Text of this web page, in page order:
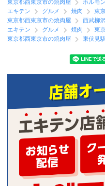
東京都西東京市の焼肉屋
ホルモ
エキテン
グルメ 焼肉
東
東京都西東京市の焼肉屋
西武柳
エキテン
グルメ 焼肉
東
東京都西東京市の焼肉屋
東伏見